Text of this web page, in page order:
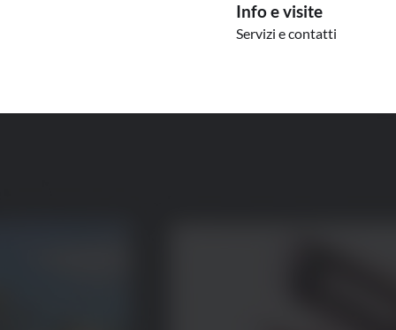
Info e visite
Servizi e contatti